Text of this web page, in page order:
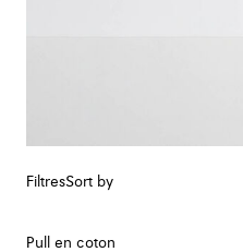
FiltresSort by
Pull en coton